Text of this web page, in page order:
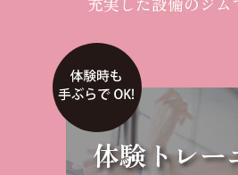
体験トレー